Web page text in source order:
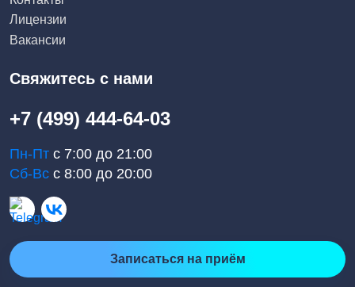
Лицензии
Вакансии
Свяжитесь с нами
+7 (499) 444-64-03
Пн-Пт с 7:00 до 21:00
Сб-Вс с 8:00 до 20:00
Записаться на приём